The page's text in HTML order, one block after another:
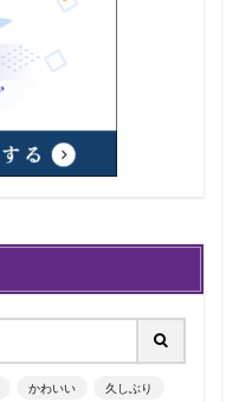
かわいい 久しぶり